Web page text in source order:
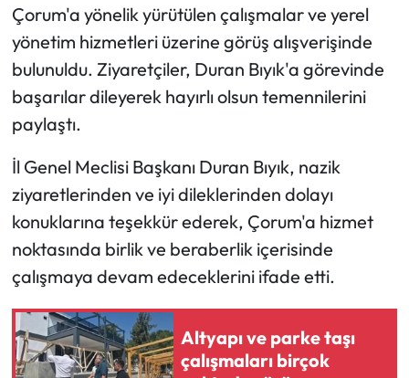
Çorum'a yönelik yürütülen çalışmalar ve yerel
yönetim hizmetleri üzerine görüş alışverişinde
bulunuldu. Ziyaretçiler, Duran Bıyık'a görevinde
başarılar dileyerek hayırlı olsun temennilerini
paylaştı.
İl Genel Meclisi Başkanı Duran Bıyık, nazik
ziyaretlerinden ve iyi dileklerinden dolayı
konuklarına teşekkür ederek, Çorum'a hizmet
noktasında birlik ve beraberlik içerisinde
çalışmaya devam edeceklerini ifade etti.
Altyapı ve parke taşı
çalışmaları birçok
Mecitözü Haberleri
Oğuzlar Haberleri
Ortaköy Haberleri
Otomotiv
Resmi İlan
Resmi Reklam
Sağlık